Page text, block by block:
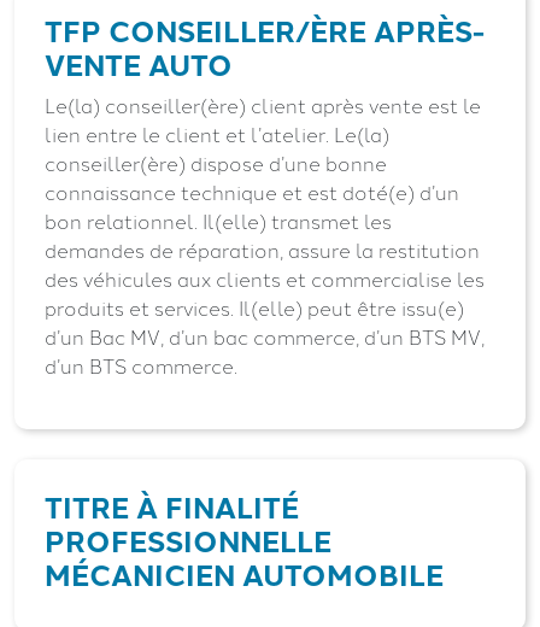
TFP CONSEILLER/ÈRE APRÈS-
VENTE AUTO
Le(la) conseiller(ère) client après vente est le
lien entre le client et l’atelier. Le(la)
conseiller(ère) dispose d’une bonne
connaissance technique et est doté(e) d’un
bon relationnel. Il(elle) transmet les
demandes de réparation, assure la restitution
des véhicules aux clients et commercialise les
produits et services. Il(elle) peut être issu(e)
d’un Bac MV, d’un bac commerce, d’un BTS MV,
d’un BTS commerce.
TITRE À FINALITÉ
PROFESSIONNELLE
MÉCANICIEN AUTOMOBILE